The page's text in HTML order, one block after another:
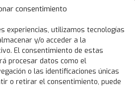
consentimiento
experiencias, utilizamos tecnologías
y/o acceder a la
El consentimiento de estas
procesar datos como el
o las identificaciones únicas
o retirar el consentimiento, puede
Contáctanos
de Privacidad
de Devoluciones
Reclamaciones